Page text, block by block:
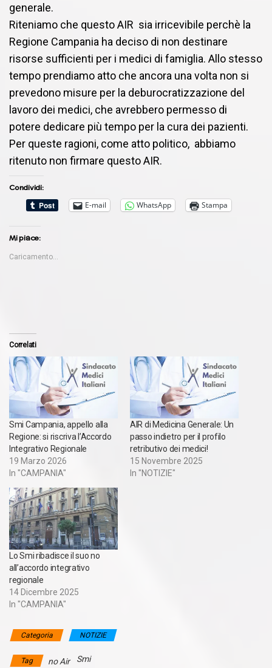
generale.
Riteniamo che questo AIR sia irricevibile perchè la
Regione Campania ha deciso di non destinare
risorse sufficienti per i medici di famiglia. Allo stesso
tempo prendiamo atto che ancora una volta non si
prevedono misure per la deburocratizzazione del
lavoro dei medici, che avrebbero permesso di
potere dedicare più tempo per la cura dei pazienti.
Per queste ragioni, come atto politico, abbiamo
ritenuto non firmare questo AIR.
Condividi:
E-mail
WhatsApp Stampa
Mi piace:
Caricamento...
Correlati
Smi Campania, appello alla
Regione: si riscriva l’Accordo
Integrativo Regionale
19 Marzo 2026
In "CAMPANIA"
AIR di Medicina Generale: Un
passo indietro per il profilo
retributivo dei medici!
15 Novembre 2025
In "NOTIZIE"
Lo Smi ribadisce il suo no
all’accordo integrativo
regionale
14 Dicembre 2025
In "CAMPANIA"
Categoria NOTIZIE
Tag no Air Smi